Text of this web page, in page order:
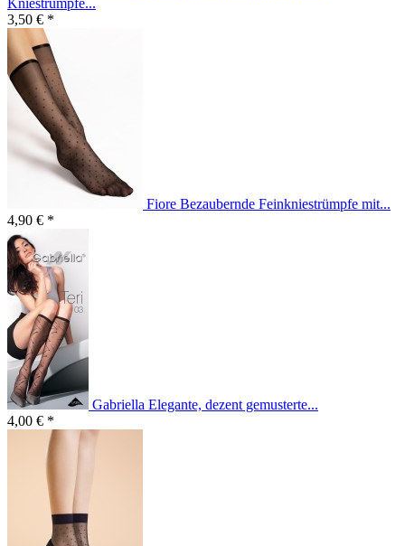
Kniestrümpfe...
3,50 € *
Fiore Bezaubernde Feinkniestrümpfe mit...
4,90 € *
Gabriella Elegante, dezent gemusterte...
4,00 € *